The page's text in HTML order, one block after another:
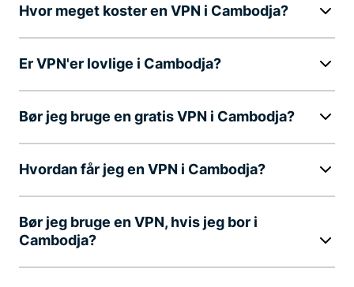
Hvor meget koster en VPN i Cambodja?
Er VPN'er lovlige i Cambodja?
Bør jeg bruge en gratis VPN i Cambodja?
Hvordan får jeg en VPN i Cambodja?
Bør jeg bruge en VPN, hvis jeg bor i
Cambodja?